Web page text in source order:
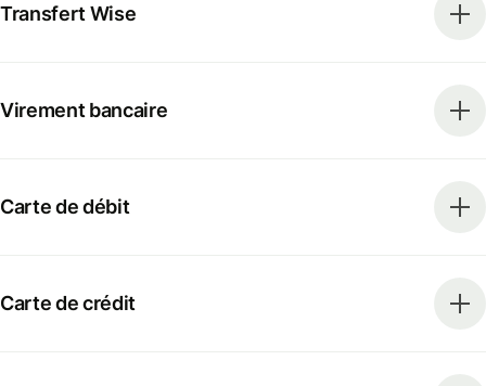
Transfert Wise
Virement bancaire
Carte de débit
Carte de crédit